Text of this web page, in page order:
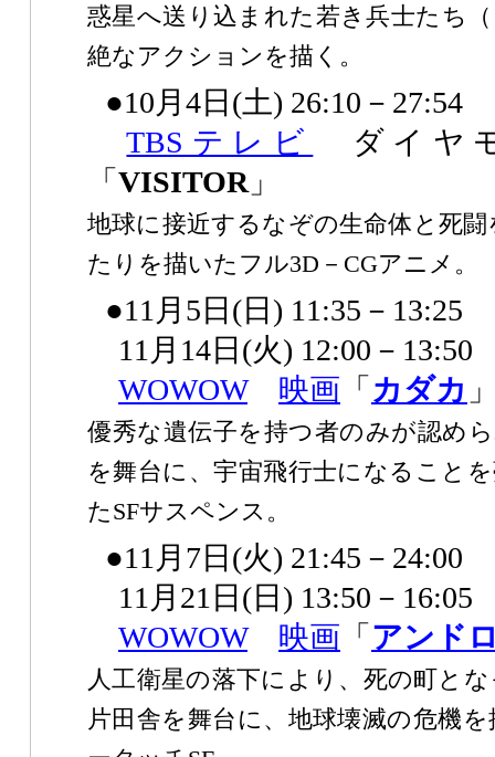
惑星へ送り込まれた若き兵士たち
絶なアクションを描く。
●10月4日(土) 26:10－27:54
TBSテレビ
ダイヤ
「 VISITOR 」
地球に接近するなぞの生命体と死
たりを描いたフル3D－CGアニメ。
●11月5日(日) 11:35－13:25
11月14日(火) 12:00－13:50
WOWOW
映画 「 カダカ
優秀な遺伝子を持つ者のみが認め
を舞台に、宇宙飛行士になること
たSFサスペンス。
●11月7日(火) 21:45－24:00
11月21日(日) 13:50－16:05
WOWOW
映画 「 アンド
人工衛星の落下により、死の町と
片田舎を舞台に、地球壊滅の危機